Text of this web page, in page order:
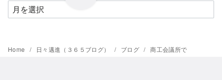
ア
ー
イ
Home 日々邁進（３６５ブログ） ブログ 商工会議所で